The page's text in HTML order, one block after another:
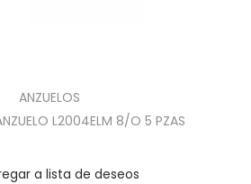
ANZUELOS
L2004ELM 8/O 5 PZAS
a lista de deseos